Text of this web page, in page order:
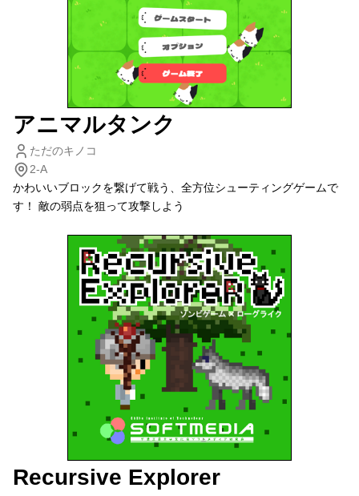
アニマルタンク
ただのキノコ
2-A
かわいいブロックを繋げて戦う、全方位シューティングゲームで
す！ 敵の弱点を狙って攻撃しよう
Recursive Explorer